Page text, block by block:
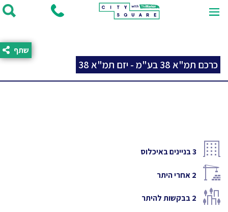
כרכם תמ"א 38 בע"מ - יזם תמ"א 38
שתף
3בניינים באיכלוס
2אחרי היתר
2בבקשות להיתר